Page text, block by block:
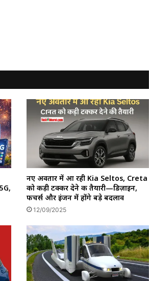
नए अवतार में आ रही Kia Seltos, Creta
को कड़ी टक्कर देने की तैयारी—डिज़ाइन,
फीचर्स और इंजन में होंगे बड़े बदलाव
12/09/2025